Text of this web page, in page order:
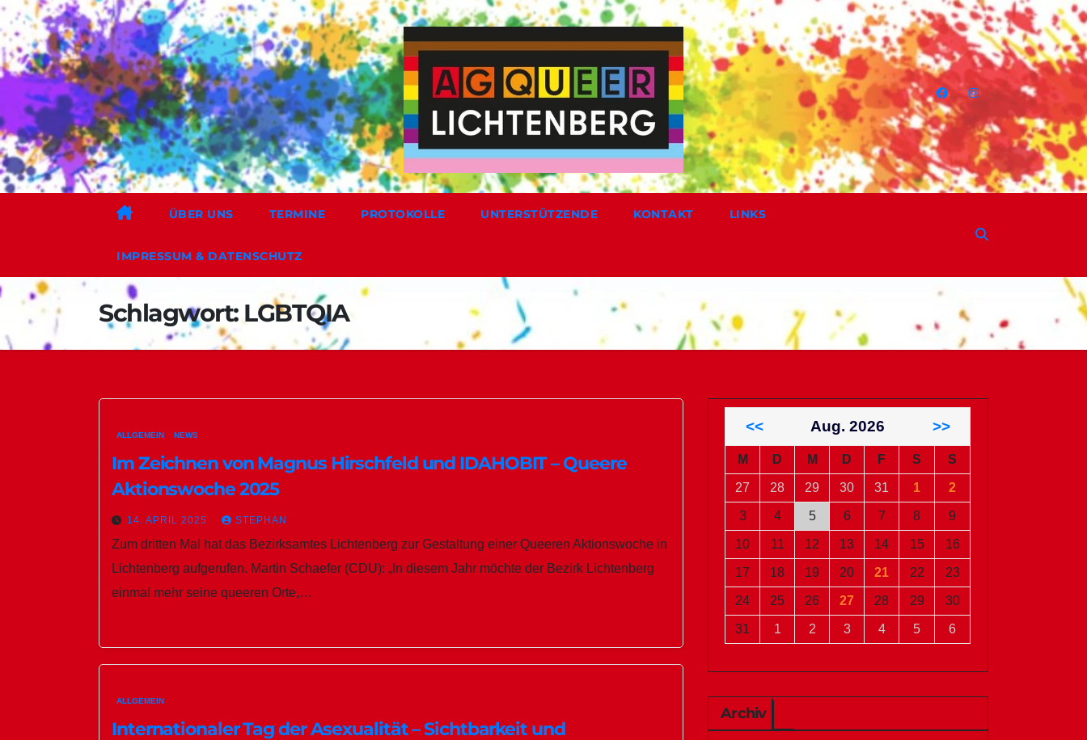
Zum
Inhalt
springen
ÜBER UNS TERMINE PROTOKOLLE UNTERSTÜTZENDE KONTAKT LINKS
IMPRESSUM & DATENSCHUTZ
Schlagwort: LGBTQIA
ALLGEMEIN NEWS
Im Zeichnen von Magnus Hirschfeld und IDAHOBIT – Queere
Aktionswoche 2025
14. APRIL 2025 STEPHAN
Zum dritten Mal hat das Bezirksamtes Lichtenberg zur Gestaltung einer Queeren Aktionswoche in
Lichtenberg aufgerufen. Martin Schaefer (CDU): „In diesem Jahr möchte der Bezirk Lichtenberg
einmal mehr seine queeren Orte,…
ALLGEMEIN
Internationaler Tag der Asexualität – Sichtbarkeit und
<< Aug. 2026 >>
M D M D F S S
27 28 29 30 31 1 2
3 4 5 6 7 8 9
10 11 12 13 14 15 16
17 18 19 20 21 22 23
24 25 26 27 28 29 30
31 1 2 3 4 5 6
Archiv